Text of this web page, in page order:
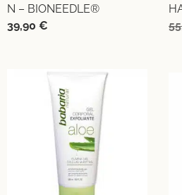
N – BIONEEDLE®
39,90 €